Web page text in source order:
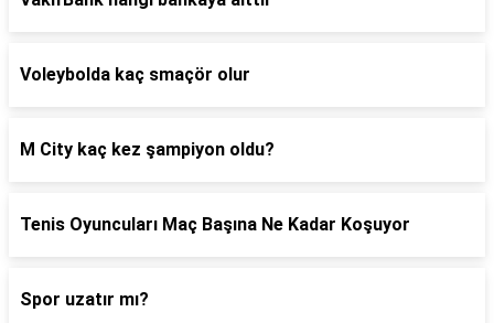
Voleybolda kaç smaçör olur
M City kaç kez şampiyon oldu?
Tenis Oyuncuları Maç Başına Ne Kadar Koşuyor
Spor uzatır mı?